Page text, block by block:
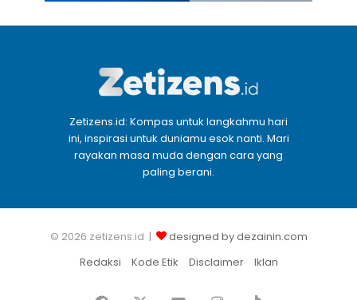
Zetizens.id: Kompas untuk langkahmu hari
ini, inspirasi untuk duniamu esok nanti. Mari
rayakan masa muda dengan cara yang
paling berani.
© 2026 zetizens.id |
designed by dezainin.com
Redaksi
Kode Etik Disclaimer Iklan